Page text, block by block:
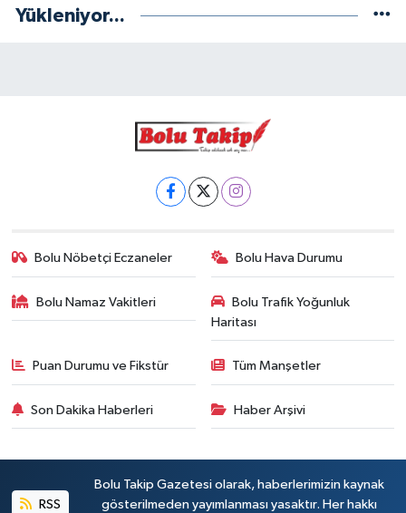
Yükleniyor...
Bolu Nöbetçi Eczaneler Bolu Hava Durumu
Bolu Namaz Vakitleri
Bolu Trafik Yoğunluk
Haritası
Puan Durumu ve Fikstür Tüm Manşetler
Son Dakika Haberleri Haber Arşivi
RSS
Bolu Takip Gazetesi olarak, haberlerimizin kaynak
gösterilmeden yayımlanması yasaktır. Her hakkı